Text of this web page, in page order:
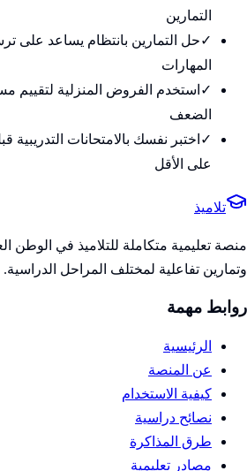
التمارين
✓حل التمارين بانتظام يساعد على
المهارات
✓ استخدم الفروض المنزلية لتقييم
الضعف
✓ اختبر نفسك بالامتحانات التدريبية
على الأقل
تلاميذ
منصة تعليمية متكاملة للتلاميذ في الوطن
وتمارين تفاعلية لمختلف المراحل الدراسية.
روابط مهمة
الرئيسية
عن المنصة
كيفية الاستخدام
نصائح دراسية
طرق المذاكرة
مصادر تعليمية